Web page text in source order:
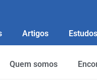
Artigos Estudos
Quem somos